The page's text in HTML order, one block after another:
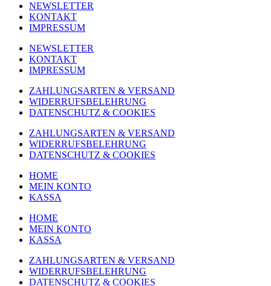
NEWSLETTER
KONTAKT
IMPRESSUM
NEWSLETTER
KONTAKT
IMPRESSUM
ZAHLUNGSARTEN & VERSAND
WIDERRUFSBELEHRUNG
DATENSCHUTZ & COOKIES
ZAHLUNGSARTEN & VERSAND
WIDERRUFSBELEHRUNG
DATENSCHUTZ & COOKIES
HOME
MEIN KONTO
KASSA
HOME
MEIN KONTO
KASSA
ZAHLUNGSARTEN & VERSAND
WIDERRUFSBELEHRUNG
DATENSCHUTZ & COOKIES